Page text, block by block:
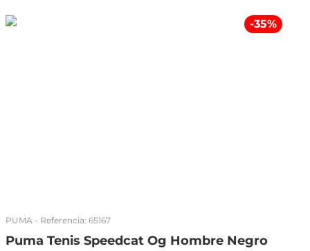
-35%
PUMA - Referencia: 65167
Puma Tenis Speedcat Og Hombre Negro